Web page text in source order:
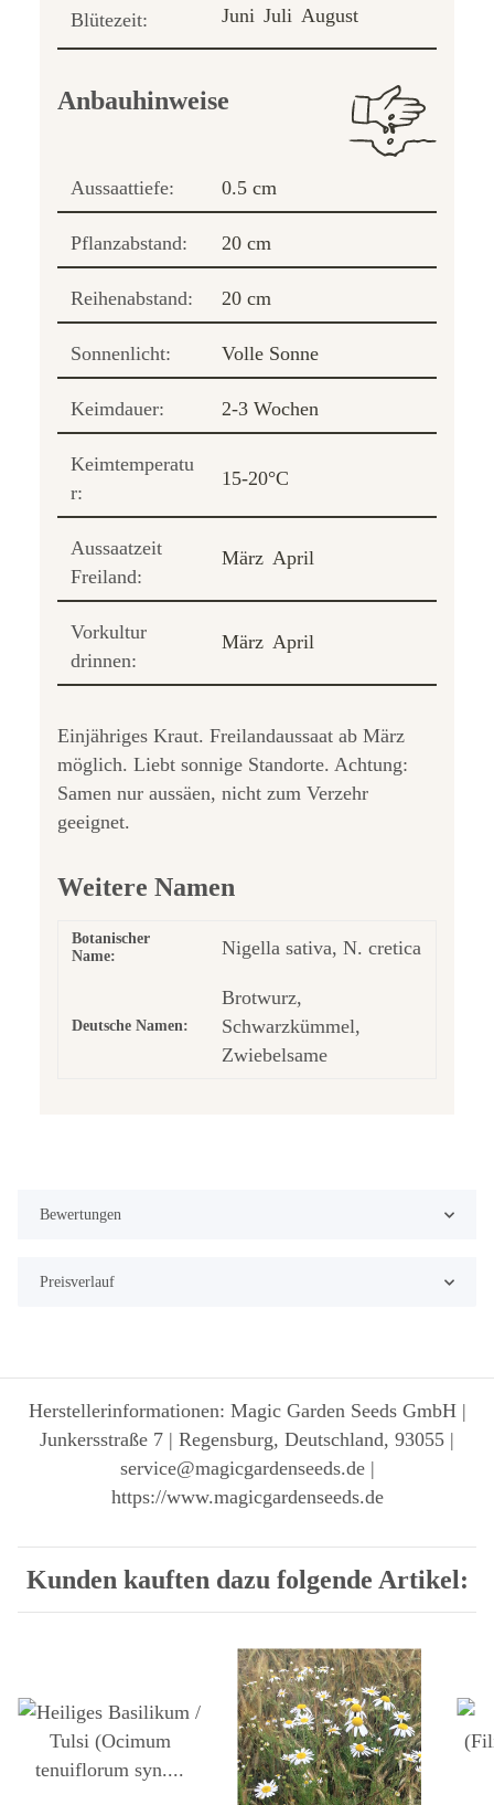
Blütezeit: Juni Juli August
Anbauhinweise
Aussaattiefe: 0.5 cm
Pflanzabstand: 20 cm
Reihenabstand: 20 cm
Sonnenlicht: Volle Sonne
Keimdauer: 2-3 Wochen
Keimtemperatu
r:
15-20°C
Aussaatzeit
Freiland:
März April
Vorkultur
drinnen:
März April
Einjähriges Kraut. Freilandaussaat ab März
möglich. Liebt sonnige Standorte. Achtung:
Samen nur aussäen, nicht zum Verzehr
geeignet.
Weitere Namen
Botanischer
Name:
Nigella sativa, N. cretica
Deutsche Namen:
Brotwurz,
Schwarzkümmel,
Zwiebelsame
Bewertungen
Preisverlauf
Herstellerinformationen: Magic Garden Seeds GmbH |
Junkersstraße 7 | Regensburg, Deutschland, 93055 |
service@magicgardenseeds.de |
https://www.magicgardenseeds.de
Kunden kauften dazu folgende Artikel: